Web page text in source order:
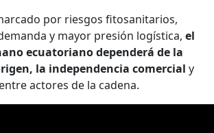
por riesgos fitosanitarios,
y mayor presión logística,el
ecuatoriano dependerá de la
la independencia comercialy
actores de la cadena.